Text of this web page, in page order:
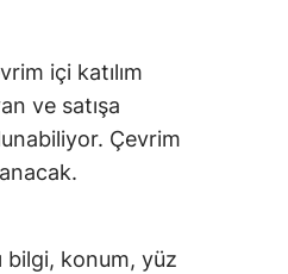
içi katılım
ve satışa
Çevrim
bilgi, konum, yüz